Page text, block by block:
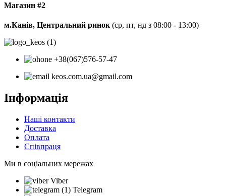
Магазин #2
м.Канів, Центральний ринок (ср, пт, нд з 08:00 - 13:00)
+38(067)576-57-47
keos.com.ua@gmail.com
Інформація
Наші контакти
Доставка
Оплата
Співпраця
Ми в соціальних мережах
Viber
Telegram